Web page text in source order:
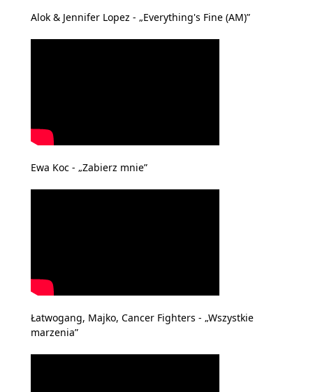
Alok & Jennifer Lopez - „Everything's Fine (AM)”
Ewa Koc - „Zabierz mnie”
Łatwogang, Majko, Cancer Fighters - „Wszystkie
marzenia”